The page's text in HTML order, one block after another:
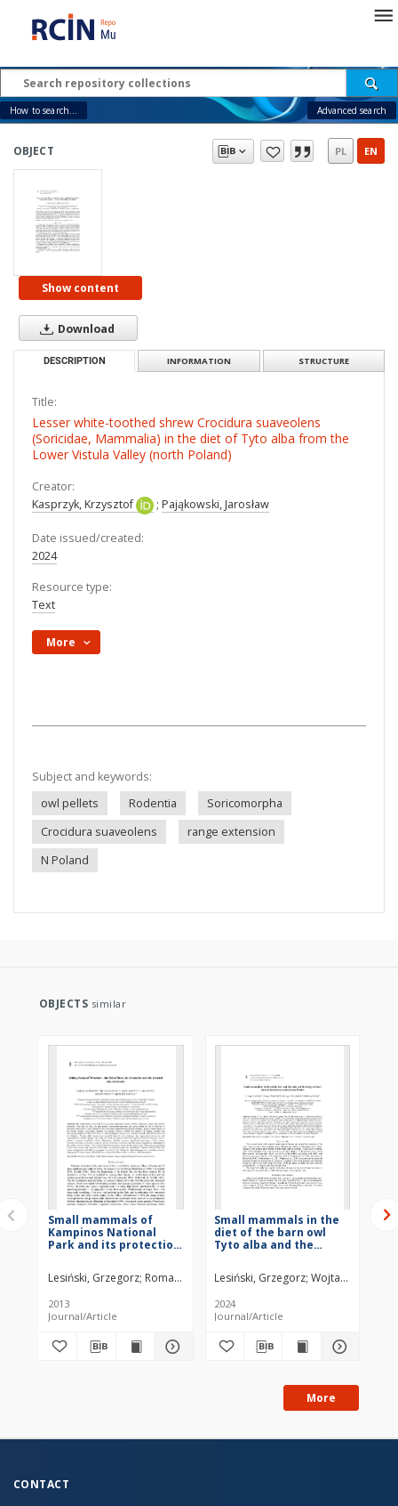
How to search... Advanced search
OBJECT PL EN
Show content
Download
DESCRIPTION INFORMATION STRUCTURE
Title:
Lesser white-toothed shrew Crocidura suaveolens
(Soricidae, Mammalia) in the diet of Tyto alba from the
Lower Vistula Valley (north Poland)
Creator:
Kasprzyk, Krzysztof
; Pająkowski, Jarosław
Date issued/created:
2024
Resource type:
Text
More
Subject and keywords:
owl pellets
Rodentia
Soricomorpha
Crocidura suaveolens
range extension
N Poland
OBJECTS similar
Small mammals of
Kampinos National
Park and its protection
analyses of the diet of
tawny owls Strix aluco
Lesiński, Grzegorz Romanowski, Jerzy Gryz, Jakub Olszewski, Adam
2013
Journal/Article
Small mammals in the
diet of the barn owl
Tyto alba and the
localities in north-
western Poland
Lesiński, Grzegorz Wojtaszyn,
2024
Journal/Article
More
CONTACT